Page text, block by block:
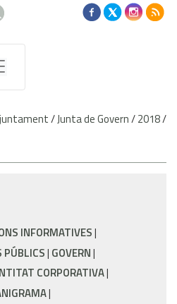
/Junta de Govern/2018/
INFORMATIVES
PÚBLICS GOVERN
CORPORATIVA